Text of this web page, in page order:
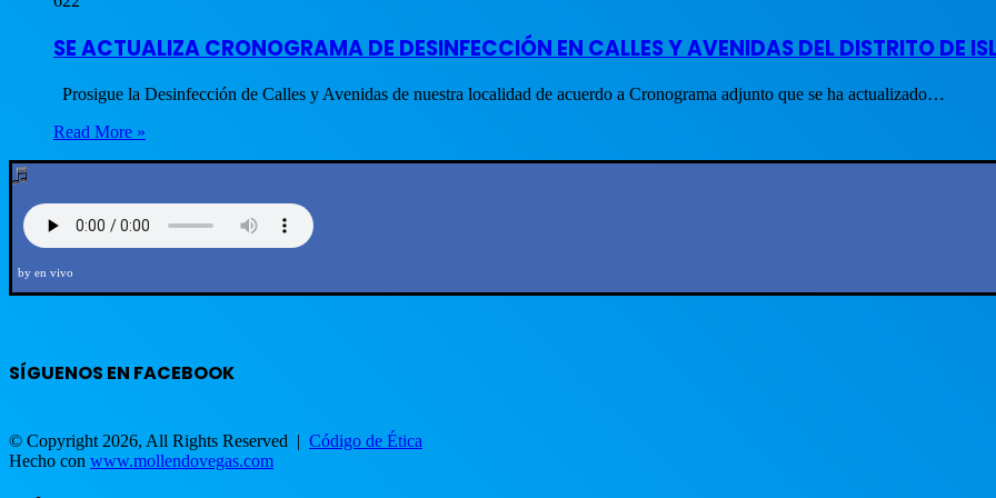
SE ACTUALIZA CRONOGRAMA DE DESINFECCIÓN EN CALLES Y AVENIDAS DEL DISTRITO DE
Prosigue la Desinfección de Calles y Avenidas de nuestra localidad de acuerdo a Cronograma adjunto que se ha actualizado…
Read More »
by en vivo
SÍGUENOS EN FACEBOOK
© Copyright 2026, All Rights Reserved | Código de Ética
Hecho con www.mollendovegas.com